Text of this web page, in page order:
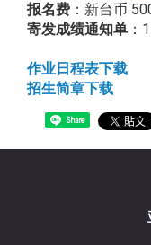
报名费 ：新台币
寄发成绩通知单 ：
作业日程表下载
招生简章下载
Share
亚洲